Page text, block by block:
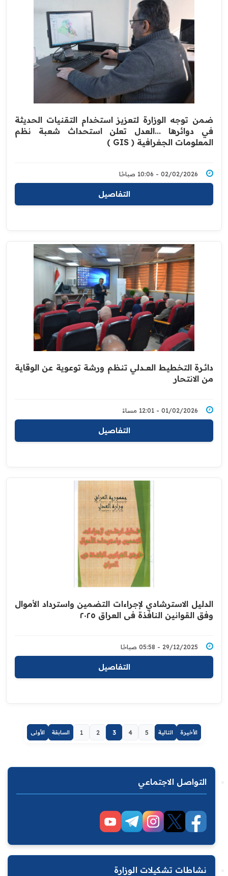
ضمن توجه الوزارة لتعزيز استخدام التقنيات الحديثة
في دوائرها ...العدل تعلن استحداث شعبة نظم
المعلومات الجغرافية ( GIS )
02/02/2026 - 10:06 صباحًا
التفاصيل
دائــرة التخطيط العــــدلي تنظم ورشة توعوية عن الوقاية
من الانتحار
01/02/2026 - 12:01 مساءً
التفاصيل
الدليل الاسترشادي لإجراءات التضمين واسترداد الأموال
وفق القوانين النافذة في العراق ٢٠٢٥
29/12/2025 - 05:58 صباحًا
التفاصيل
الأولى السابقة 1 2 3 4 5 التالية الأخيرة
التواصل الاجتماعي
نشاطات تشكيلات الوزارة